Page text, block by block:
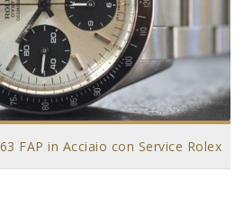
FAP in Acciaio con Service Rolex